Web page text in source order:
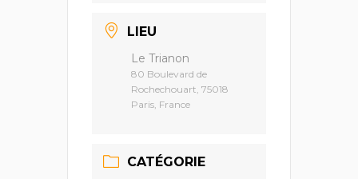
LIEU
Le Trianon
80 Boulevard de
Rochechouart, 75018
Paris, France
CATÉGORIE